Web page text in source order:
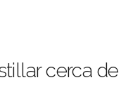
cerca de